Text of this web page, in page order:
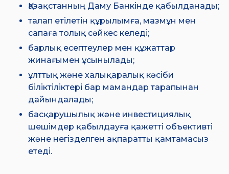
Қазақстанның Даму Банкінде қабылданады;
талап етілетін құрылымға, мазмұн мен
сапаға толық сәйкес келеді;
барлық есептеулер мен құжаттар
жинағымен ұсынылады;
ұлттық және халықаралық кәсіби
біліктіліктері бар мамандар тарапынан
дайындалады;
басқарушылық және инвестициялық
шешімдер қабылдауға қажетті объективті
және негізделген ақпаратты қамтамасыз
етеді.